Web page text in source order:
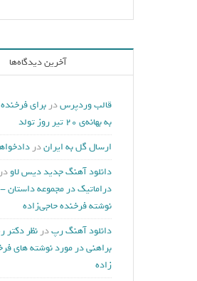
آخرین دیدگاه‌ها
قالب وردپرسدر برای
به بهانه‌ی ۲۰ تیر روز تولد
ارسال گل به ایراندر
دانلود آهنگ جدید دیس لاودر
دراماتیک در مجموعه
نوشته فرخنده حاجی‌زاده
دانلود آهنگ رپدر نظر دکتر
براهنی در مورد نوشته های
زاده